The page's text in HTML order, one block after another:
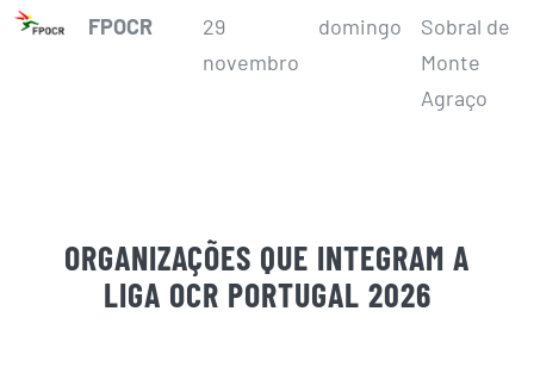
FPOCR
29
novembro
domingo
Sobral de
Monte
Agraço
ORGANIZAÇÕES QUE INTEGRAM A
LIGA OCR PORTUGAL 2026